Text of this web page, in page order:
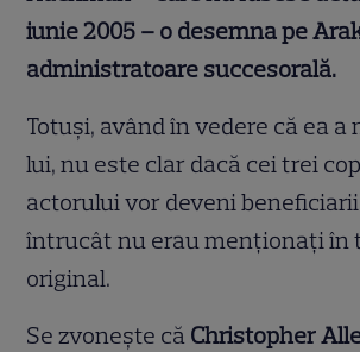
iunie 2005 – o desemna pe
administratoare succesorală.
Totuși, având în vedere că ea
lui, nu este clar dacă cei trei
actorului vor deveni
întrucât nu erau menționați în
original.
Se zvonește că Christopher